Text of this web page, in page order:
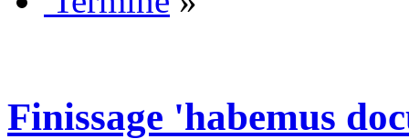
Finissage 'habemus